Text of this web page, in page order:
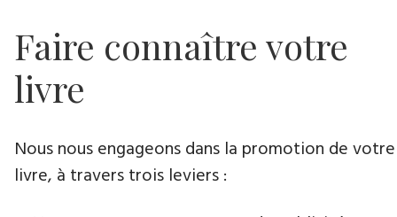
Faire connaître votre
livre
Nous nous engageons dans la promotion de votre
livre​, à travers trois leviers :